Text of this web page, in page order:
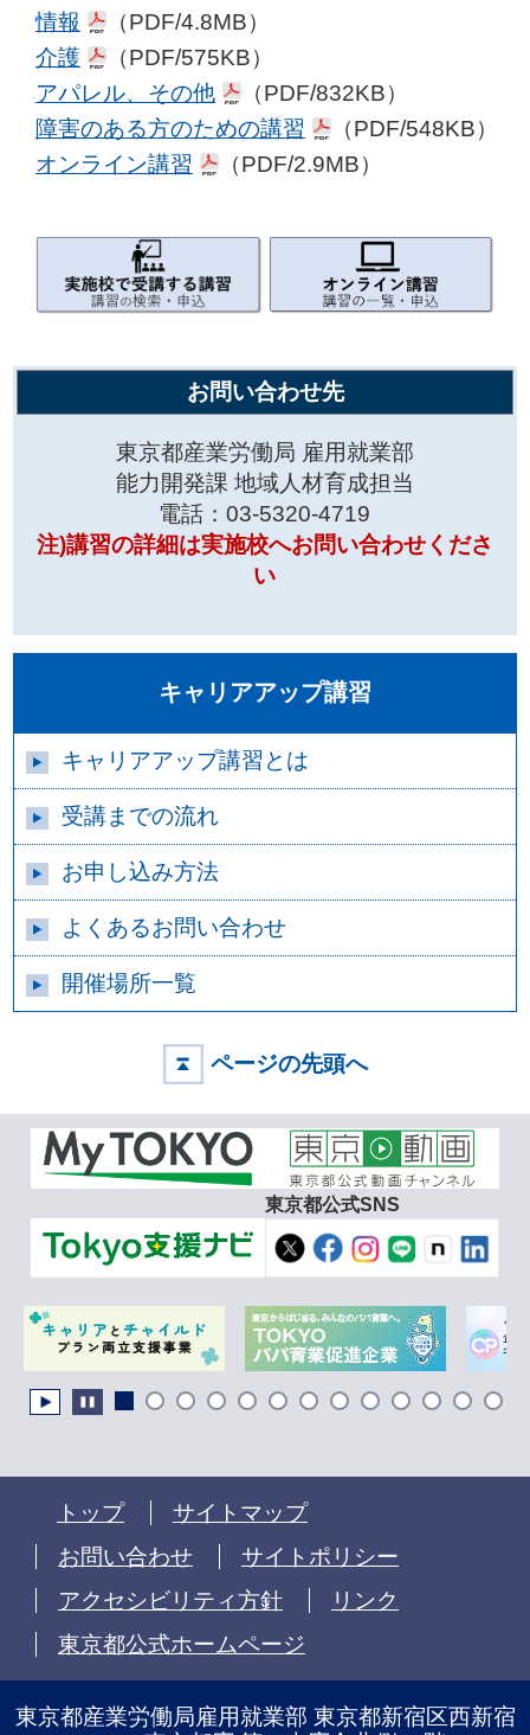
情報
（PDF/4.8MB）
介護
（PDF/575KB）
アパレル、その他
（PDF/832KB）
障害のある方のための講習
（PDF/548KB）
オンライン講習
（PDF/2.9MB）
お問い合わせ先
東京都産業労働局 雇用就業部
能力開発課 地域人材育成担当
電話：03-5320-4719
注)講習の詳細は実施校へお問い合わせくださ
い
キャリアアップ講習
キャリアアップ講習とは
受講までの流れ
お申し込み方法
よくあるお問い合わせ
開催場所一覧
ページの先頭へ
東京都公式SNS
トップ
サイトマップ
お問い合わせ
サイトポリシー
アクセシビリティ方針
リンク
東京都公式ホームページ
東京都産業労働局雇用就業部 東京都新宿区西新宿